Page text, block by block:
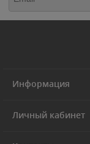
Информация
Личный кабинет